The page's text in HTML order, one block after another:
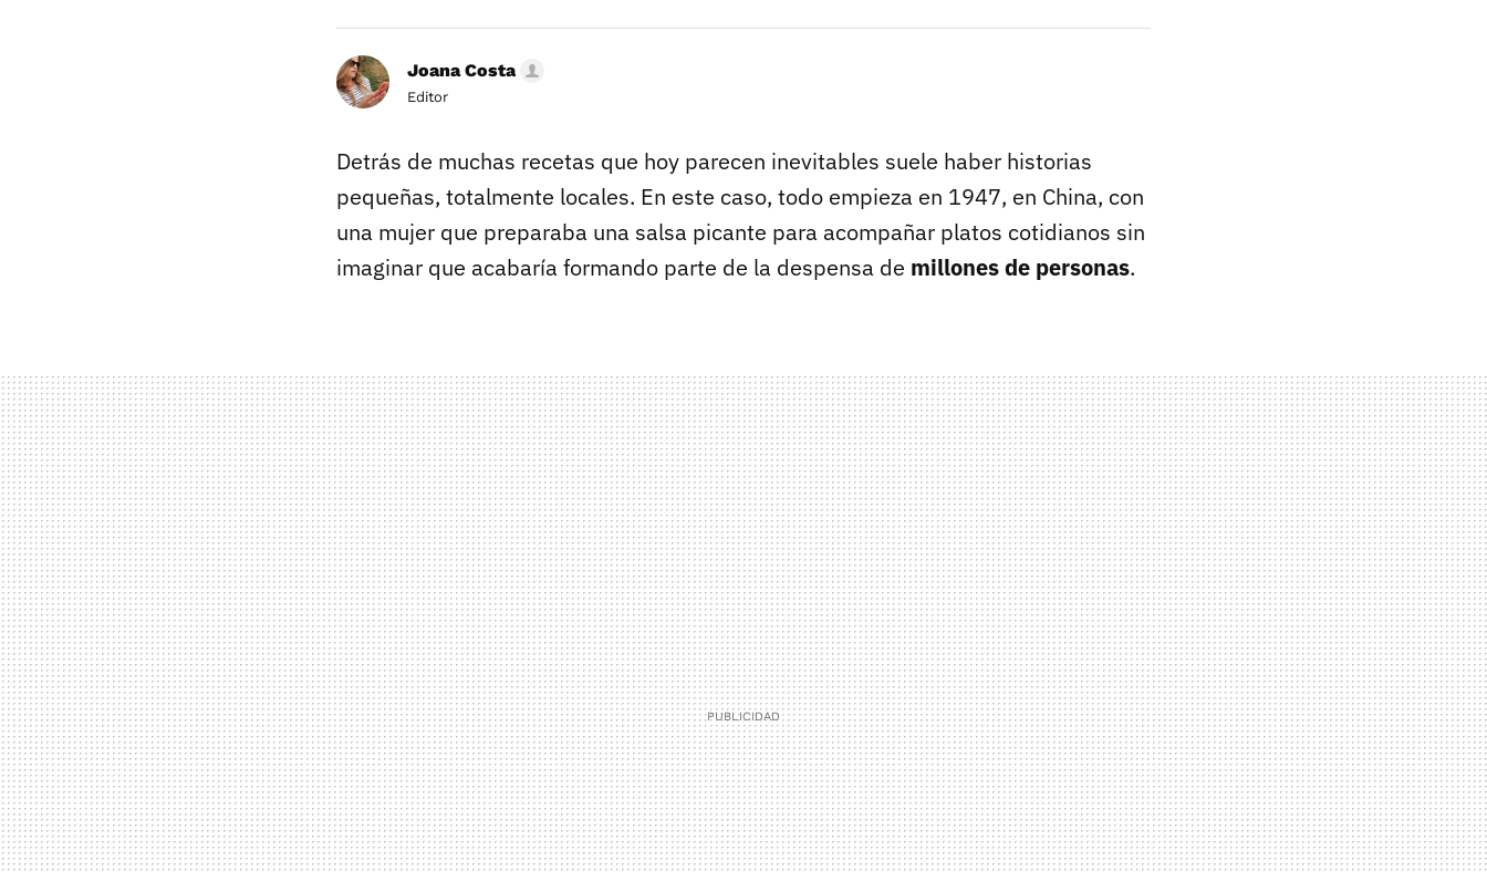
Joana Costa
Editor
Detrás de muchas recetas que hoy parecen inevitables suele haber historias
pequeñas, totalmente locales. En este caso, todo empieza en 1947, en China, con
una mujer que preparaba una salsa picante para acompañar platos cotidianos sin
imaginar que acabaría formando parte de la despensa de millones de personas.